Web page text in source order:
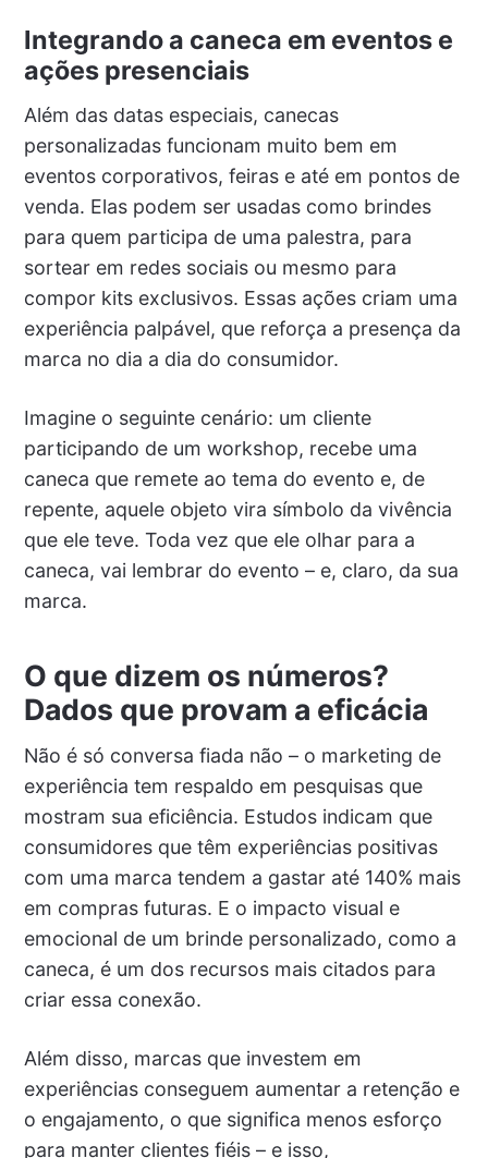
Integrando a caneca em eventos e
ações presenciais
Além das datas especiais, canecas
personalizadas funcionam muito bem em
eventos corporativos, feiras e até em pontos de
venda. Elas podem ser usadas como brindes
para quem participa de uma palestra, para
sortear em redes sociais ou mesmo para
compor kits exclusivos. Essas ações criam uma
experiência palpável, que reforça a presença da
marca no dia a dia do consumidor.
Imagine o seguinte cenário: um cliente
participando de um workshop, recebe uma
caneca que remete ao tema do evento e, de
repente, aquele objeto vira símbolo da vivência
que ele teve. Toda vez que ele olhar para a
caneca, vai lembrar do evento – e, claro, da sua
marca.
O que dizem os números?
Dados que provam a eficácia
Não é só conversa fiada não – o marketing de
experiência tem respaldo em pesquisas que
mostram sua eficiência. Estudos indicam que
consumidores que têm experiências positivas
com uma marca tendem a gastar até 140% mais
em compras futuras. E o impacto visual e
emocional de um brinde personalizado, como a
caneca, é um dos recursos mais citados para
criar essa conexão.
Além disso, marcas que investem em
experiências conseguem aumentar a retenção e
o engajamento, o que significa menos esforço
para manter clientes fiéis – e isso,